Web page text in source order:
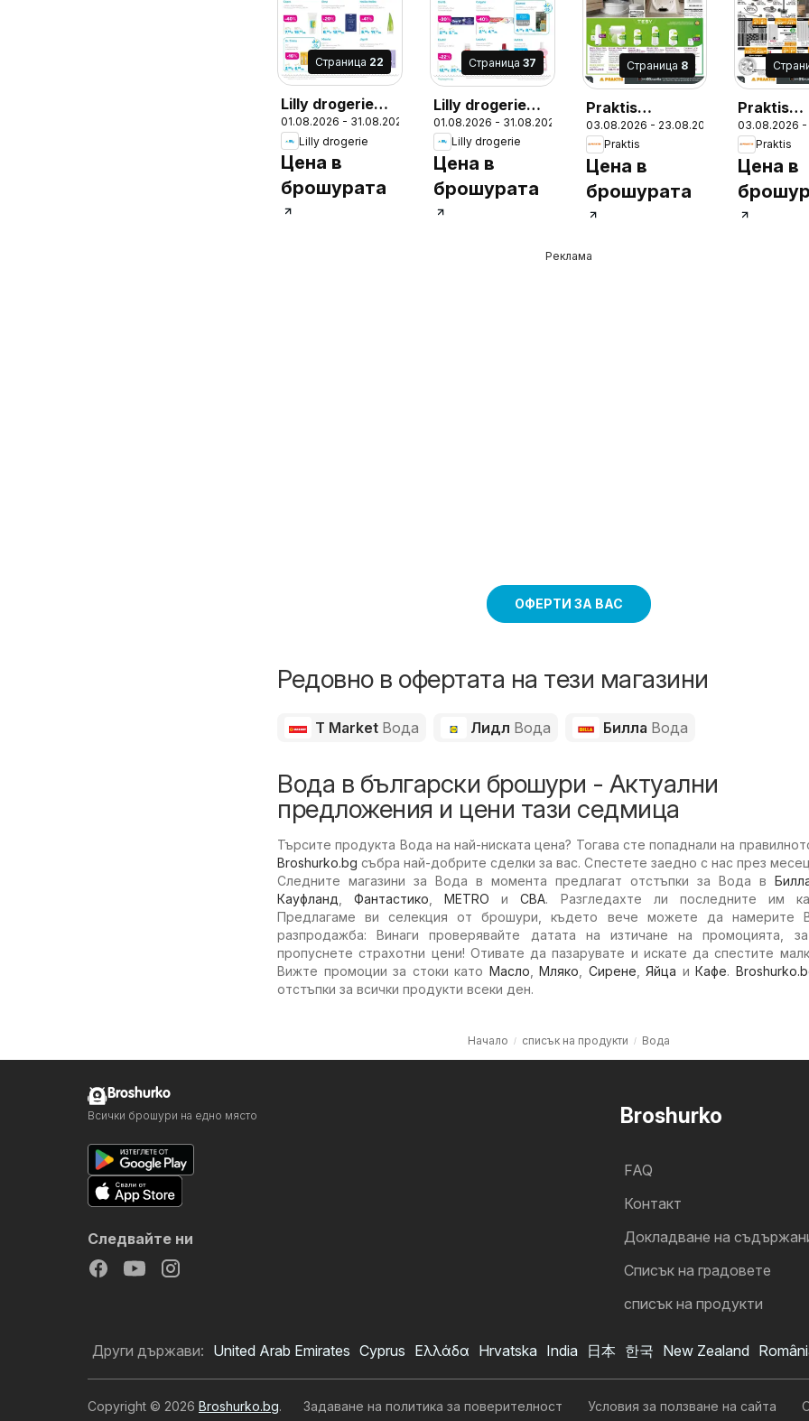
Cтраница 22
Lilly drogerie
брошура -
Предложения
от Лили
Дрогерие
01.08.2026 - 31.08.2026
Lilly drogerie
Цена в
брошурата
Cтраница 37
Lilly drogerie
брошура -
Предложения
от Лили
Дрогерие
01.08.2026 - 31.08.2026
Lilly drogerie
Цена в
брошурата
Cтраница 8
Praktis
брошура -
Неустоими
предложения
03.08.2026 - 23.08.2026
Praktis
Цена в
брошурата
Praktis
брошура
03.08.2026 -
Praktis
Цена в
Реклама
ОФЕРТИ ЗА ВАС
Редовно в офертата на тези магазини
T Market Вода Лидл Вода Билла Вода
Вода в български брошури - Актуални
предложения и цени тази седмица
Търсите продукта Вода на най-ниската цена? Тогава сте попаднали на
Broshurko.bg събра най-добрите сделки за вас. Спестете заедно с нас през
Следните магазини за Вода в момента предлагат отстъпки за Вода в
Кауфланд ,Фантастико ,METRO иCBA. Разгледахте ли последните им
Предлагаме ви селекция от брошури, където вече можете да намерите
разпродажба: Винаги проверявайте датата на изтичане на промоцията,
пропуснете страхотни цени! Отивате да пазарувате и искате да спестите
Вижте промоции за стоки като Масло Мляко Сирене Яйца и Кафе.
отстъпки за всички продукти всеки ден.
Начало списък на продукти Вода
Broshurko
FAQ
Контакт
Докладване на
Cписък на градовете
списък на продукти
Broshurko
Всички брошури на едно място
Следвайте ни
Други държави: United Arab Emirates Cyprus Ελλάδα Hrvatska India 日本 한국 New Zealand
Copyright © 2026 Broshurko.bg. Задаване на политика за поверителност Условия за ползване на сайта